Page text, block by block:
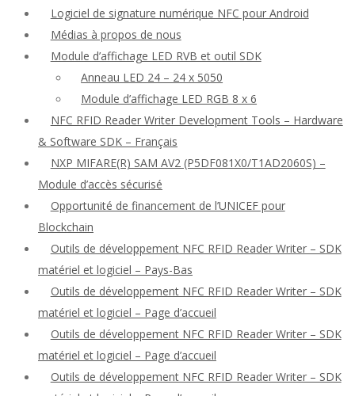
Logiciel de signature numérique NFC pour Android
Médias à propos de nous
Module d’affichage LED RVB et outil SDK
Anneau LED 24 – 24 x 5050
Module d’affichage LED RGB 8 x 6
NFC RFID Reader Writer Development Tools – Hardware
& Software SDK – Français
NXP MIFARE(R) SAM AV2 (P5DF081X0/T1AD2060S) –
Module d’accès sécurisé
Opportunité de financement de l’UNICEF pour
Blockchain
Outils de développement NFC RFID Reader Writer – SDK
matériel et logiciel – Pays-Bas
Outils de développement NFC RFID Reader Writer – SDK
matériel et logiciel – Page d’accueil
Outils de développement NFC RFID Reader Writer – SDK
matériel et logiciel – Page d’accueil
Outils de développement NFC RFID Reader Writer – SDK